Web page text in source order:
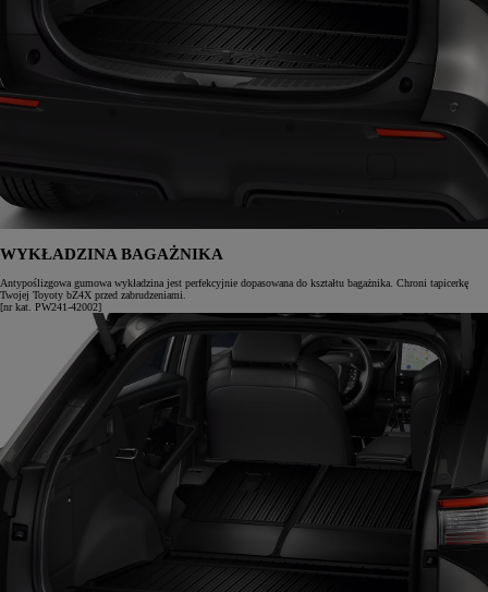
WYKŁADZINA BAGAŻNIKA
Antypoślizgowa gumowa wykładzina jest perfekcyjnie dopasowana do kształtu bagażnika. Chroni tapicerkę
Twojej Toyoty bZ4X przed zabrudzeniami.
[nr kat. PW241-42002]